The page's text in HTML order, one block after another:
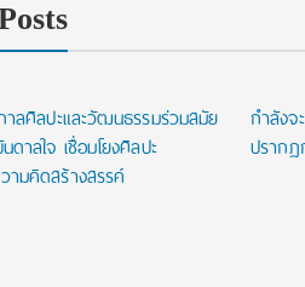
าลศิลปะและวัฒนธรรมร่วมสมัย
ดาลใจ เชื่อมโยงศิลปะ
มคิดสร้างสรรค์
กำลังจ
ปราก